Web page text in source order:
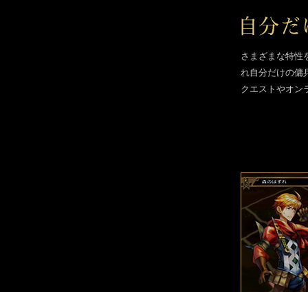
さまざまな特性
れ自分だけの傭
クエストやオン